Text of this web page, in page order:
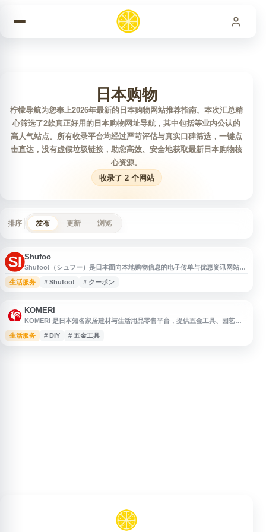
日本购物
柠檬导航为您奉上2026年最新的日本购物网站推荐指南。本次汇总精
心筛选了2款真正好用的日本购物网址导航，其中包括等业内公认的
高人气站点。所有收录平台均经过严苛评估与真实口碑筛选，一键点
击直达，没有虚假垃圾链接，助您高效、安全地获取最新日本购物核
心资源。
收录了 2 个网站
排序 发布 更新 浏览
Shufoo
Shufoo!（シュフー）是日本面向本地购物信息的电子传单与优惠资讯网站，
提供超市、药妆店、家居卖场、家电、时尚零售等店铺的最新チラシ、特卖、
折扣、优惠券、活动、初卖和福袋信息。用户可按地区查看附近商家的促销内
生活服务 # Shufoo! # クーポン
KOMERI
KOMERI 是日本知名家居建材与生活用品零售平台，提供五金工具、园艺用
品、农业资材、家装材料、日用品等商品信息与在线购物服务。网站面向家庭
装修、园艺种植、农业生产及日常生活需求，支持用户按品类查找商品、了解
生活服务 # DIY # 五金工具